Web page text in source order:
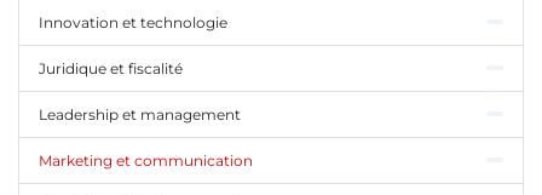
Innovation et technologie
Juridique et fiscalité
Leadership et management
Marketing et communication